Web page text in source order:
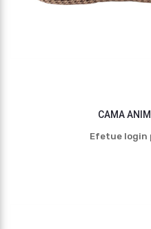
CAMA
Efetue login